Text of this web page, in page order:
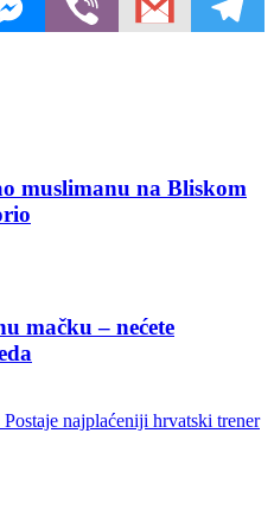
muslimanu na Bliskom
mačku – nećete
najplaćeniji hrvatski trener